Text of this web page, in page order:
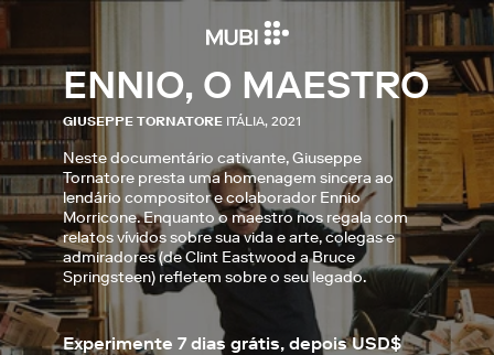
ENNIO, O MAESTRO
GIUSEPPE TORNATORE ITÁLIA, 2021
Neste documentário cativante, Giuseppe
Tornatore presta uma homenagem sincera ao
lendário compositor e colaborador Ennio
Morricone. Enquanto o maestro nos regala com
relatos vívidos sobre sua vida e arte, colegas e
admiradores (de Clint Eastwood a Bruce
Springsteen) refletem sobre o seu legado.
Experimente 7 dias grátis, depois USD$